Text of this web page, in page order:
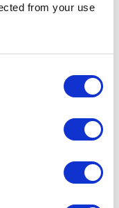
from your use